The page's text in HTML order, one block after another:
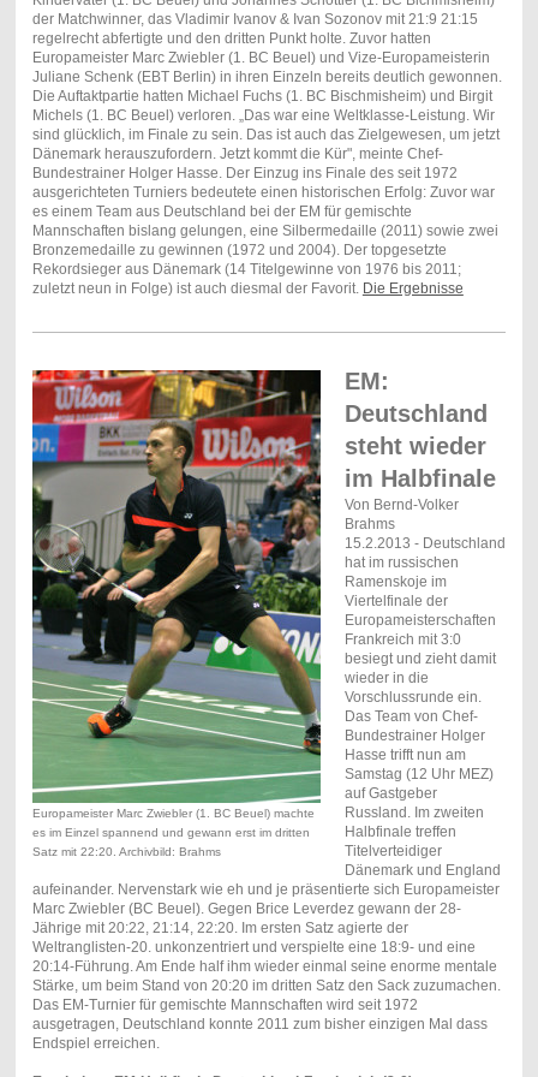
der Matchwinner, das Vladimir Ivanov & Ivan Sozonov mit 21:9 21:15
regelrecht abfertigte und den dritten Punkt holte. Zuvor hatten
Europameister Marc Zwiebler (1. BC Beuel) und Vize-Europameisterin
Juliane Schenk (EBT Berlin) in ihren Einzeln bereits deutlich gewonnen.
Die Auftaktpartie hatten Michael Fuchs (1. BC Bischmisheim) und Birgit
Michels (1. BC Beuel) verloren. „Das war eine Weltklasse-Leistung. Wir
sind glücklich, im Finale zu sein. Das ist auch das Zielgewesen, um jetzt
Dänemark herauszufordern. Jetzt kommt die Kür", meinte Chef-
Bundestrainer Holger Hasse. Der Einzug ins Finale des seit 1972
ausgerichteten Turniers bedeutete einen historischen Erfolg: Zuvor war
es einem Team aus Deutschland bei der EM für gemischte
Mannschaften bislang gelungen, eine Silbermedaille (2011) sowie zwei
Bronzemedaille zu gewinnen (1972 und 2004). Der topgesetzte
Rekordsieger aus Dänemark (14 Titelgewinne von 1976 bis 2011;
zuletzt neun in Folge) ist auch diesmal der Favorit. Die Ergebnisse
Europameister Marc Zwiebler (1. BC Beuel) machte
es im Einzel spannend und gewann erst im dritten
Satz mit 22:20. Archivbild: Brahms
EM:
Deutschland
steht wieder
im Halbfinale
Von Bernd-Volker
Brahms
15.2.2013 - Deutschland
hat im russischen
Ramenskoje im
Viertelfinale der
Europameisterschaften
Frankreich mit 3:0
besiegt und zieht damit
wieder in die
Vorschlussrunde ein.
Das Team von Chef-
Bundestrainer Holger
Hasse trifft nun am
Samstag (12 Uhr MEZ)
auf Gastgeber
Russland. Im zweiten
Halbfinale treffen
Titelverteidiger
Dänemark und England
aufeinander. Nervenstark wie eh und je präsentierte sich Europameister
Marc Zwiebler (BC Beuel). Gegen Brice Leverdez gewann der 28-
Jährige mit 20:22, 21:14, 22:20. Im ersten Satz agierte der
Weltranglisten-20. unkonzentriert und verspielte eine 18:9- und eine
20:14-Führung. Am Ende half ihm wieder einmal seine enorme mentale
Stärke, um beim Stand von 20:20 im dritten Satz den Sack zuzumachen.
Das EM-Turnier für gemischte Mannschaften wird seit 1972
ausgetragen, Deutschland konnte 2011 zum bisher einzigen Mal dass
Endspiel erreichen.